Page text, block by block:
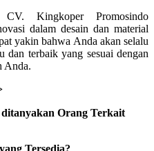
Kingkoper Promosindo
dalam desain dan material
yakin bahwa Anda akan selalu
dan terbaik yang sesuai dengan
Anda.
Orang Terkait
Tersedia?